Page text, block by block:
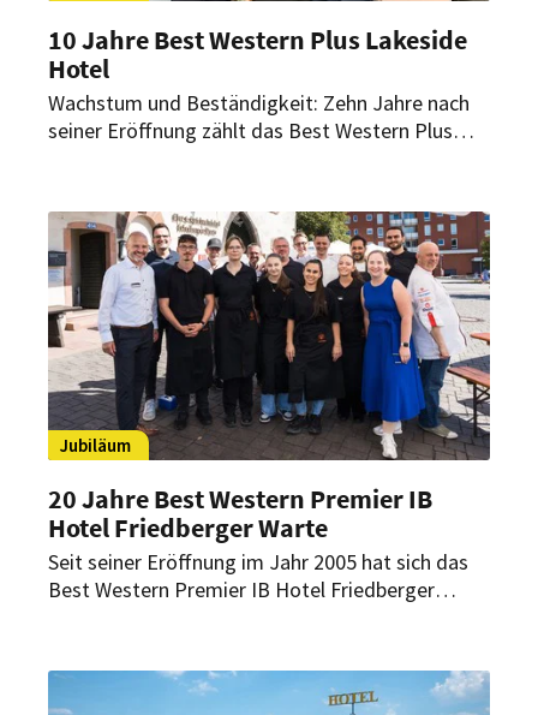
10 Jahre Best Western Plus Lakeside
Hotel
Wachstum und Beständigkeit: Zehn Jahre nach
seiner Eröffnung zählt das Best Western Plus
am Seeufer zu einer Top-Adresse für
Geschäftsreisende, Sportteams und
Individualgäste entwickelt.
Jubiläum
20 Jahre Best Western Premier IB
Hotel Friedberger Warte
Seit seiner Eröffnung im Jahr 2005 hat sich das
Best Western Premier IB Hotel Friedberger
nicht nur für Gastfreundschaft, sondern auch für
gesellschaftliches Engagement.